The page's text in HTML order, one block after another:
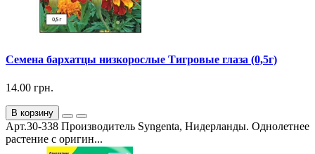
Семена бархатцы низкорослые Тигровые глаза (0,5г)
14.00 грн.
В корзину
Арт.30-338 Производитель Syngenta, Нидерланды. Однолетнее
растение с оригин...